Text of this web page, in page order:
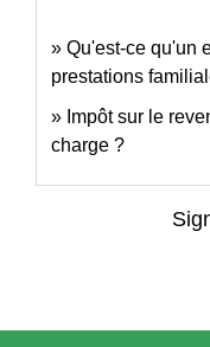
Qu'est-ce qu'un
prestations
Impôt sur le
charge ?